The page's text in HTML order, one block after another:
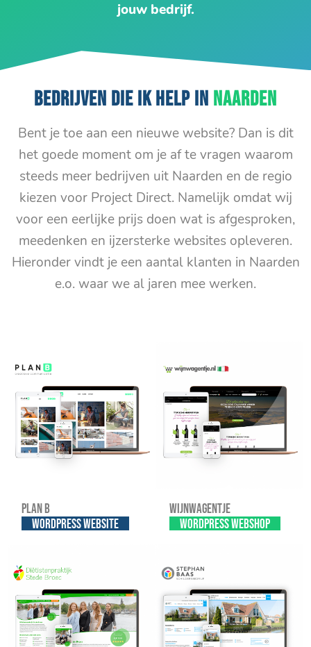
jouw bedrijf.
BEDRIJVEN DIE IK HELP IN NAARDEN
Bent je toe aan een nieuwe website? Dan is dit
het goede moment om je af te vragen waarom
steeds meer bedrijven uit Naarden en de regio
kiezen voor Project Direct. Namelijk omdat wij
voor een eerlijke prijs doen wat is afgesproken,
meedenken en ijzersterke websites opleveren.
Hieronder vindt je een aantal klanten in Naarden
e.o. waar we al jaren mee werken.
Plan B
WordPress website
Wijnwagentje
WordPress webshop